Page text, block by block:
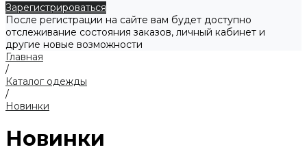
Зарегистрироваться
После регистрации на сайте вам будет доступно
отслеживание состояния заказов, личный кабинет и
другие новые возможности
Главная
/
Каталог одежды
/
Новинки
Новинки